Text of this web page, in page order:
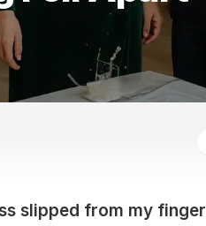
ДЕНЬ
6
ЛУННЫЙ
8
ЛУННЫЙ
КАЛЕНДАРЬ
В
НЕДЕЛЮ
ГОД
slipped from my